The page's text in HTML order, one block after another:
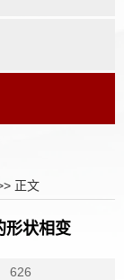
正文
形状相变
626